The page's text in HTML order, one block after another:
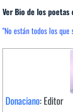
Ver Bio de los
"No están todos los
Donaciano: Editor